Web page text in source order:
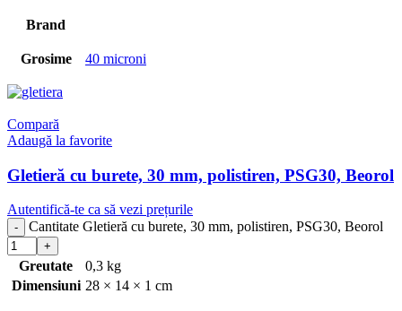
Brand
Grosime 40 microni
Compară
Adaugă la favorite
Gletieră cu burete, 30 mm, polistiren, PSG30, Beorol
Autentifică-te ca să vezi prețurile
Cantitate Gletieră cu burete, 30 mm, polistiren, PSG30, Beorol
Greutate
0,3 kg
Dimensiuni 28 × 14 × 1 cm